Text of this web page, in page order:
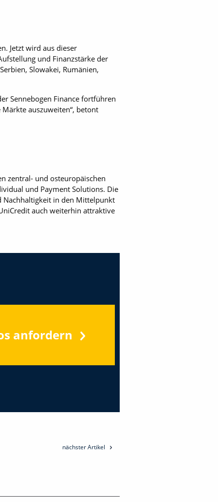
Jetzt wird aus dieser
und Finanzstärke der
Slowakei, Rumänien,
Sennebogen Finance fortführen
auszuweiten“, betont
zentral- und osteuropäischen
und Payment Solutions. Die
Nachhaltigkeit in den Mittelpunkt
auch weiterhin attraktive
anfordern
nächster Artikel